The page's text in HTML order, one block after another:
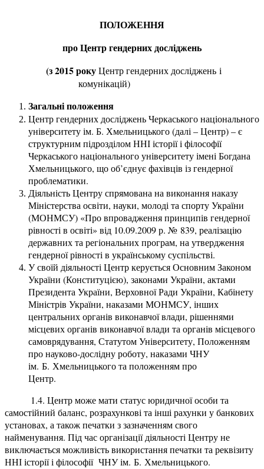
ПОЛОЖЕННЯ
про Центр гендерних досліджень
(з 2015 рокуЦентр гендерних досліджень і
комунікацій)
Загальні положення
Центр гендерних досліджень Черкаського національного
університету ім. Б. Хмельницького (далі – Центр) – є
структурним підрозділом ННІ історії і філософії
Черкаського національного університету імені Богдана
Хмельницького, що об’єднує фахівців із гендерної
проблематики.
Діяльність Центру спрямована на виконання наказу
Міністерства освіти, науки, молоді та спорту України
(МОНМСУ) «Про впровадження принципів гендерної
рівності в освіті» від 10.09.2009 р. № 839, реалізацію
державних та регіональних програм, на утвердження
гендерної рівності в українському суспільстві.
У своїй діяльності Центр керується Основним Законом
України (Конституцією), законами України, актами
Президента України, Верховної Ради України, Кабінету
Міністрів України, наказами МОНМСУ, інших
центральних органів виконавчої влади, рішеннями
місцевих органів виконавчої влади та органів місцевого
самоврядування, Статутом Університету, Положенням
про науково-дослідну роботу, наказами ЧНУ
ім. Б. Хмельницького та положенням про
Центр.
1.4. Центр може мати статус юридичної особи та
самостійний баланс, розрахункові та інші рахунки у банкових
установах, а також печатки з зазначенням свого
найменування. Під час організації діяльності Центру не
виключається можливість використання печатки та реквізиту
ННІ історії і філософії ЧНУ ім. Б. Хмельницького.